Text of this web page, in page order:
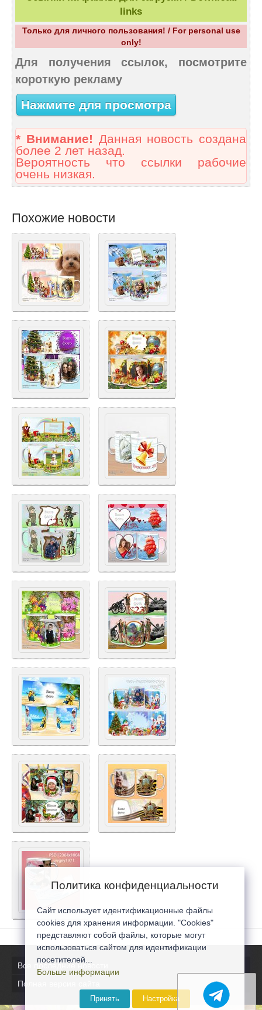
links
Только для личного пользования! / For personal use
only!
Для получения ссылок, посмотрите
короткую рекламу
Нажмите для просмотра
* Внимание! Данная новость создана
более 2 лет назад.
Вероятность что ссылки рабочие
очень низкая.
Похожие новости
Все последние новости
Полная версия сайта
Политика конфиденциальности
Сайт использует идентификационные файлы
cookies для хранения информации. "Cookies"
представляют собой файлы, которые могут
использоваться сайтом для идентификации
посетителей...
Больше информации
Принять Настройка